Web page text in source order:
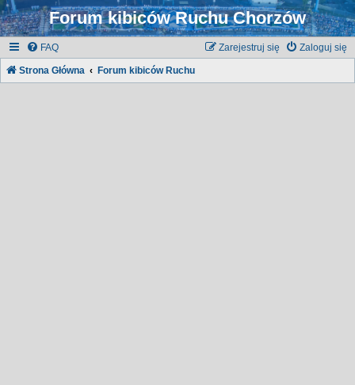
Forum kibiców Ruchu Chorzów
FAQ Zaloguj się
Zarejestruj się
Strona Główna Forum kibiców Ruchu